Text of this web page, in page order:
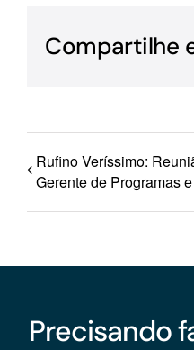
Compartilhe
Rufino Veríssimo:
Gerente de Programas
Precisando